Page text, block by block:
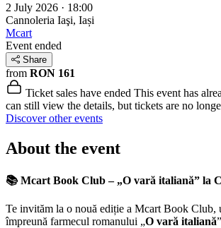
2 July 2026 · 18:00
Cannoleria Iaşi, Iași
Mcart
Event ended
Share
from RON 161
Ticket sales have ended This event has
can still view the details, but tickets are no
Discover other events
About the event
📚 Mcart Book Club – „O vară italiană”
Te invităm la o nouă ediție a Mcart Book Club,
împreună farmecul romanului „O vară italiană